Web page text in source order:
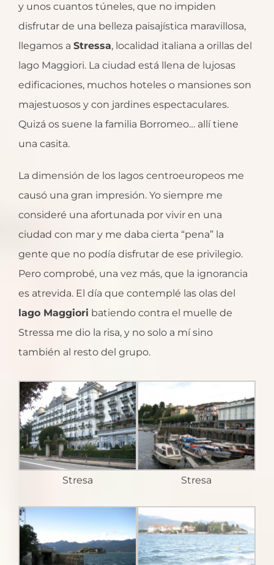
y unos cuantos túneles, que no impiden
disfrutar de una belleza paisajística maravillosa,
llegamos a Stressa, localidad italiana a orillas del
lago Maggiori. La ciudad está llena de lujosas
edificaciones, muchos hoteles o mansiones son
majestuosos y con jardines espectaculares.
Quizá os suene la familia Borromeo… allí tiene
una casita.
La dimensión de los lagos centroeuropeos me
causó una gran impresión. Yo siempre me
consideré una afortunada por vivir en una
ciudad con mar y me daba cierta “pena” la
gente que no podía disfrutar de ese privilegio.
Pero comprobé, una vez más, que la ignorancia
es atrevida. El día que contemplé las olas del
lago Maggiori batiendo contra el muelle de
Stressa me dio la risa, y no solo a mí sino
también al resto del grupo.
Stresa Stresa